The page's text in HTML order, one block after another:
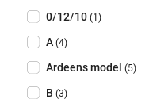
Type (Optioneel)
0/12/10 (1)
A (4)
Ardeens model (5)
B (3)